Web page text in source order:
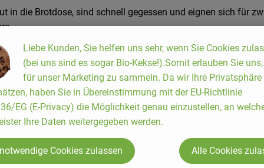
in die Brotdose, sind schnell gegessen und eignen sich für
ihre Form und ihren Biss. Beim Erhitzen reagieren sie
Liebe Kunden, Sie helfen uns sehr, wenn Sie Cookies
(bei uns sind es sogar Bio-Kekse!).Somit erlauben Sie
für unser Marketing zu sammeln. Da wir Ihre Privatsphäre
haben Sie in Übereinstimmung mit der EU-Richtlinie
EG (E-Privacy) die Möglichkeit genau einzustellen, an
Ihre Daten weitergegeben werden.
Cookies zulassen Alle Cookies